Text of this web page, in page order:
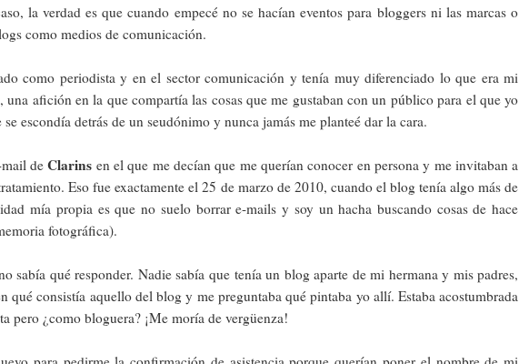
la verdad es que cuando empecé no se hacían eventos para bloggers ni las marcas o
como medios de comunicación.
como periodista y en el sector comunicación y tenía muy diferenciado lo que era mi
afición en la que compartía las cosas que me gustaban con un público para el que yo
escondía detrás de un seudónimo y nunca jamás me planteé dar la cara.
mail deClarins en el que me decían que me querían conocer en persona y me invitaban a
Eso fue exactamente el 25 de marzo de 2010, cuando el blog tenía algo más de
mía propia es que no suelo borrar e-mails y soy un hacha buscando cosas de hace
fotográfica).
sabía qué responder. Nadie sabía que tenía un blog aparte de mi hermana y mis padres,
qué consistía aquello del blog y me preguntaba qué pintaba yo allí. Estaba acostumbrada
pero ¿como bloguera? ¡Me moría de vergüenza!